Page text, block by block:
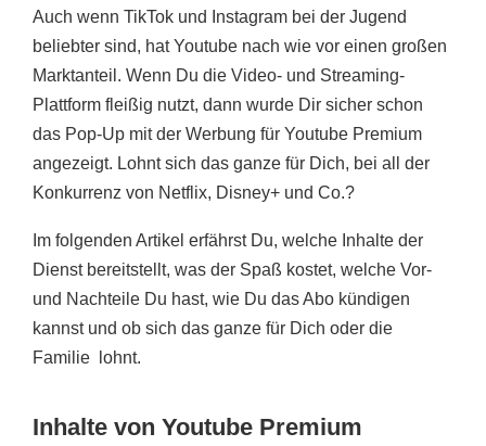
Auch wenn TikTok und Instagram bei der Jugend
beliebter sind, hat Youtube nach wie vor einen großen
Marktanteil. Wenn Du die Video- und Streaming-
Plattform fleißig nutzt, dann wurde Dir sicher schon
das Pop-Up mit der Werbung für Youtube Premium
angezeigt. Lohnt sich das ganze für Dich, bei all der
Konkurrenz von Netflix, Disney+ und Co.?
Im folgenden Artikel erfährst Du, welche Inhalte der
Dienst bereitstellt, was der Spaß kostet, welche Vor-
und Nachteile Du hast, wie Du das Abo kündigen
kannst und ob sich das ganze für Dich oder die
Familie lohnt.
Inhalte von Youtube Premium